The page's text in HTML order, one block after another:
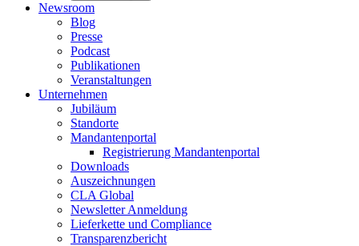
Newsroom
Blog
Presse
Podcast
Publikationen
Veranstaltungen
Unternehmen
Jubiläum
Standorte
Mandantenportal
Registrierung Mandantenportal
Downloads
Auszeichnungen
CLA Global
NewsletterAnmeldung
Lieferkette und Compliance
Transparenzbericht